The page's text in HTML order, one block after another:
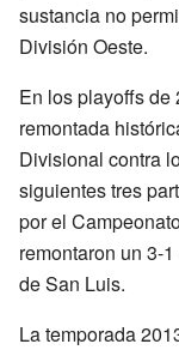
sustancia no
División Oeste.
En los playoffs de
remontada
Divisional contra
siguientes tres
por el
remontaron un 3-
de San Luis.
La temporada